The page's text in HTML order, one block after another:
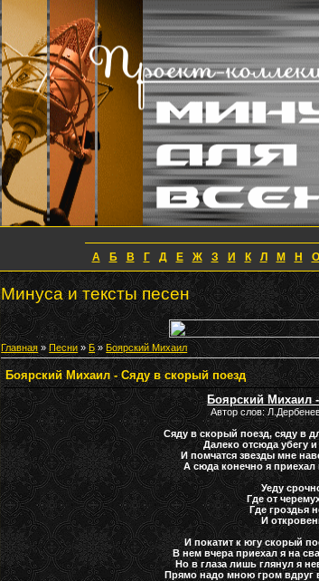
А Б В Г Д Е Ж З И К Л М Н О
Минуса и тексты песен
Главная »Песни»Б»Боярский Михаил
Боярский Михаил - Сяду в скорый поезд
Боярский Михаил
Автор слов:
Сяду в скорый поезд, сяду в
Далеко отсюда убегу
И помчатся звезды мне
А сюда конечно я приехал
Уеду
Где от
Где гроздья
И
И покатит к югу скорый
В нем вчера приехал я на
Но в глаза лишь глянул я
Прямо надо мною гром вдруг